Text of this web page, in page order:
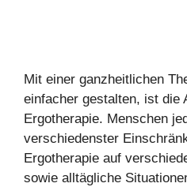
Mit einer ganzheitlichen
einfacher gestalten, ist die
Ergotherapie. Menschen
verschiedenster
Ergotherapie auf
sowie alltägliche